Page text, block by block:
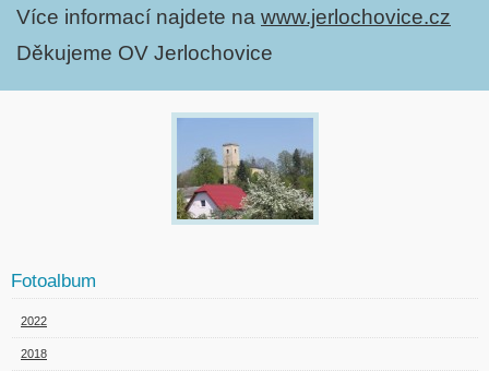
Více informací najdete na www.jerlochovice.cz
Děkujeme OV Jerlochovice
Fotoalbum
2022
2018